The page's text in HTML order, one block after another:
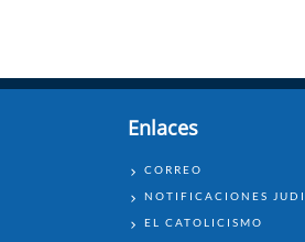
Enlaces
ENLACES
CORREO
NOTIFICACIONES
EL CATOLICISMO